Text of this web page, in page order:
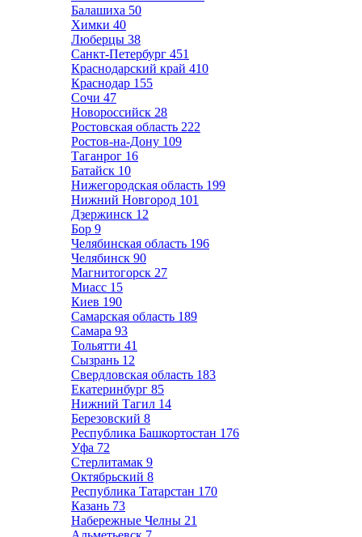
Балашиха 50
Химки 40
Люберцы 38
Санкт-Петербург 451
Краснодарский край 410
Краснодар 155
Сочи 47
Новороссийск 28
Ростовская область 222
Ростов-на-Дону 109
Таганрог 16
Батайск 10
Нижегородская область 199
Нижний Новгород 101
Дзержинск 12
Бор 9
Челябинская область 196
Челябинск 90
Магнитогорск 27
Миасс 15
Киев 190
Самарская область 189
Самара 93
Тольятти 41
Сызрань 12
Свердловская область 183
Екатеринбург 85
Нижний Тагил 14
Березовский 8
Республика Башкортостан 176
Уфа 72
Стерлитамак 9
Октябрьский 8
Республика Татарстан 170
Казань 73
Набережные Челны 21